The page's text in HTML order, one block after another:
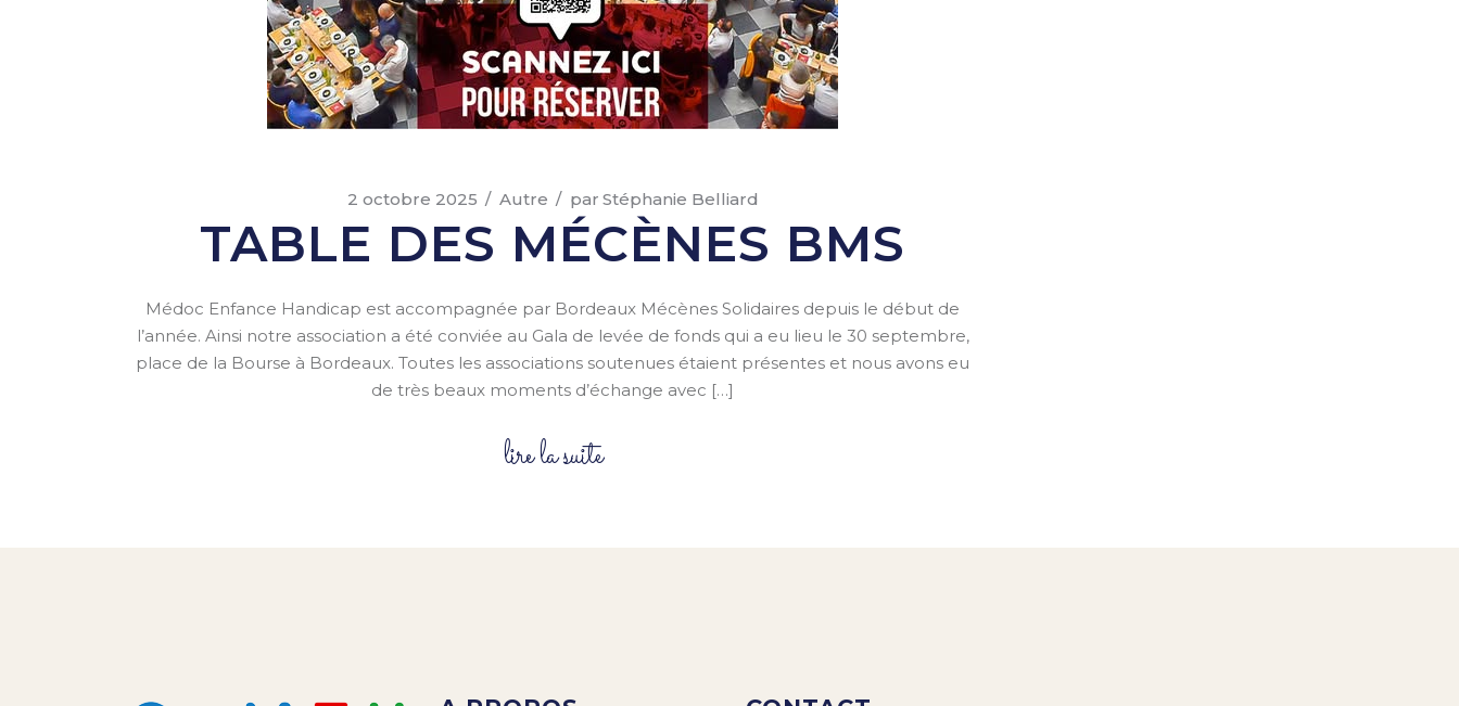
2 octobre 2025 Autre par Stéphanie Belliard
TABLE DES MÉCÈNES BMS
Médoc Enfance Handicap est accompagnée par Bordeaux Mécènes Solidaires depuis le début de
l’année. Ainsi notre association a été conviée au Gala de levée de fonds qui a eu lieu le 30 septembre,
place de la Bourse à Bordeaux. Toutes les associations soutenues étaient présentes et nous avons eu
de très beaux moments d’échange avec […]
lire la suite